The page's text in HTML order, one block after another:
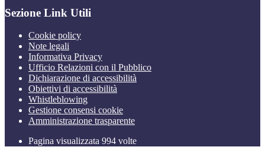
Sezione Link Utili
Cookie policy
Note legali
Informativa Privacy
Ufficio Relazioni con il Pubblico
Dichiarazione di accessibilità
Obiettivi di accessibilità
Whistleblowing
Gestione consensi cookie
Amministrazione trasparente
Pagina visualizzata 994 volte